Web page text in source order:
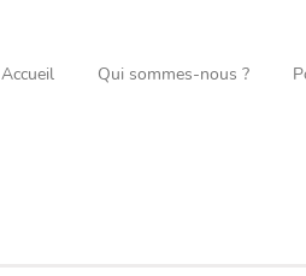
Accueil Qui sommes-nous ?